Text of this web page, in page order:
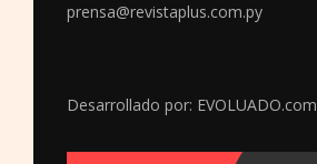
prensa@revistaplus.com.py
Desarrollado por: EVOLUADO.com